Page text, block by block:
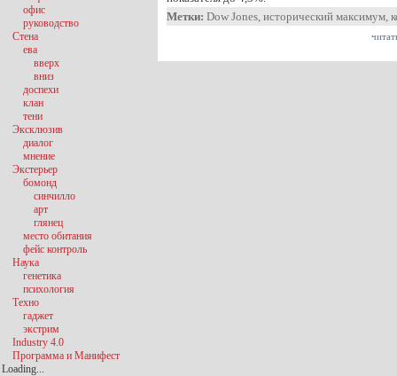
Метки: Dow Jones, исторический максимум,
офис
руководство
Стена
ева
вверх
вниз
доспехи
клан
тени
Эксклюзив
диалог
мнение
Экстерьер
бомонд
синчилло
арт
глянец
место обитания
фейс контроль
Наука
генетика
психология
Техно
гаджет
экстрим
Industry 4.0
Программа и Манифест
Loading...